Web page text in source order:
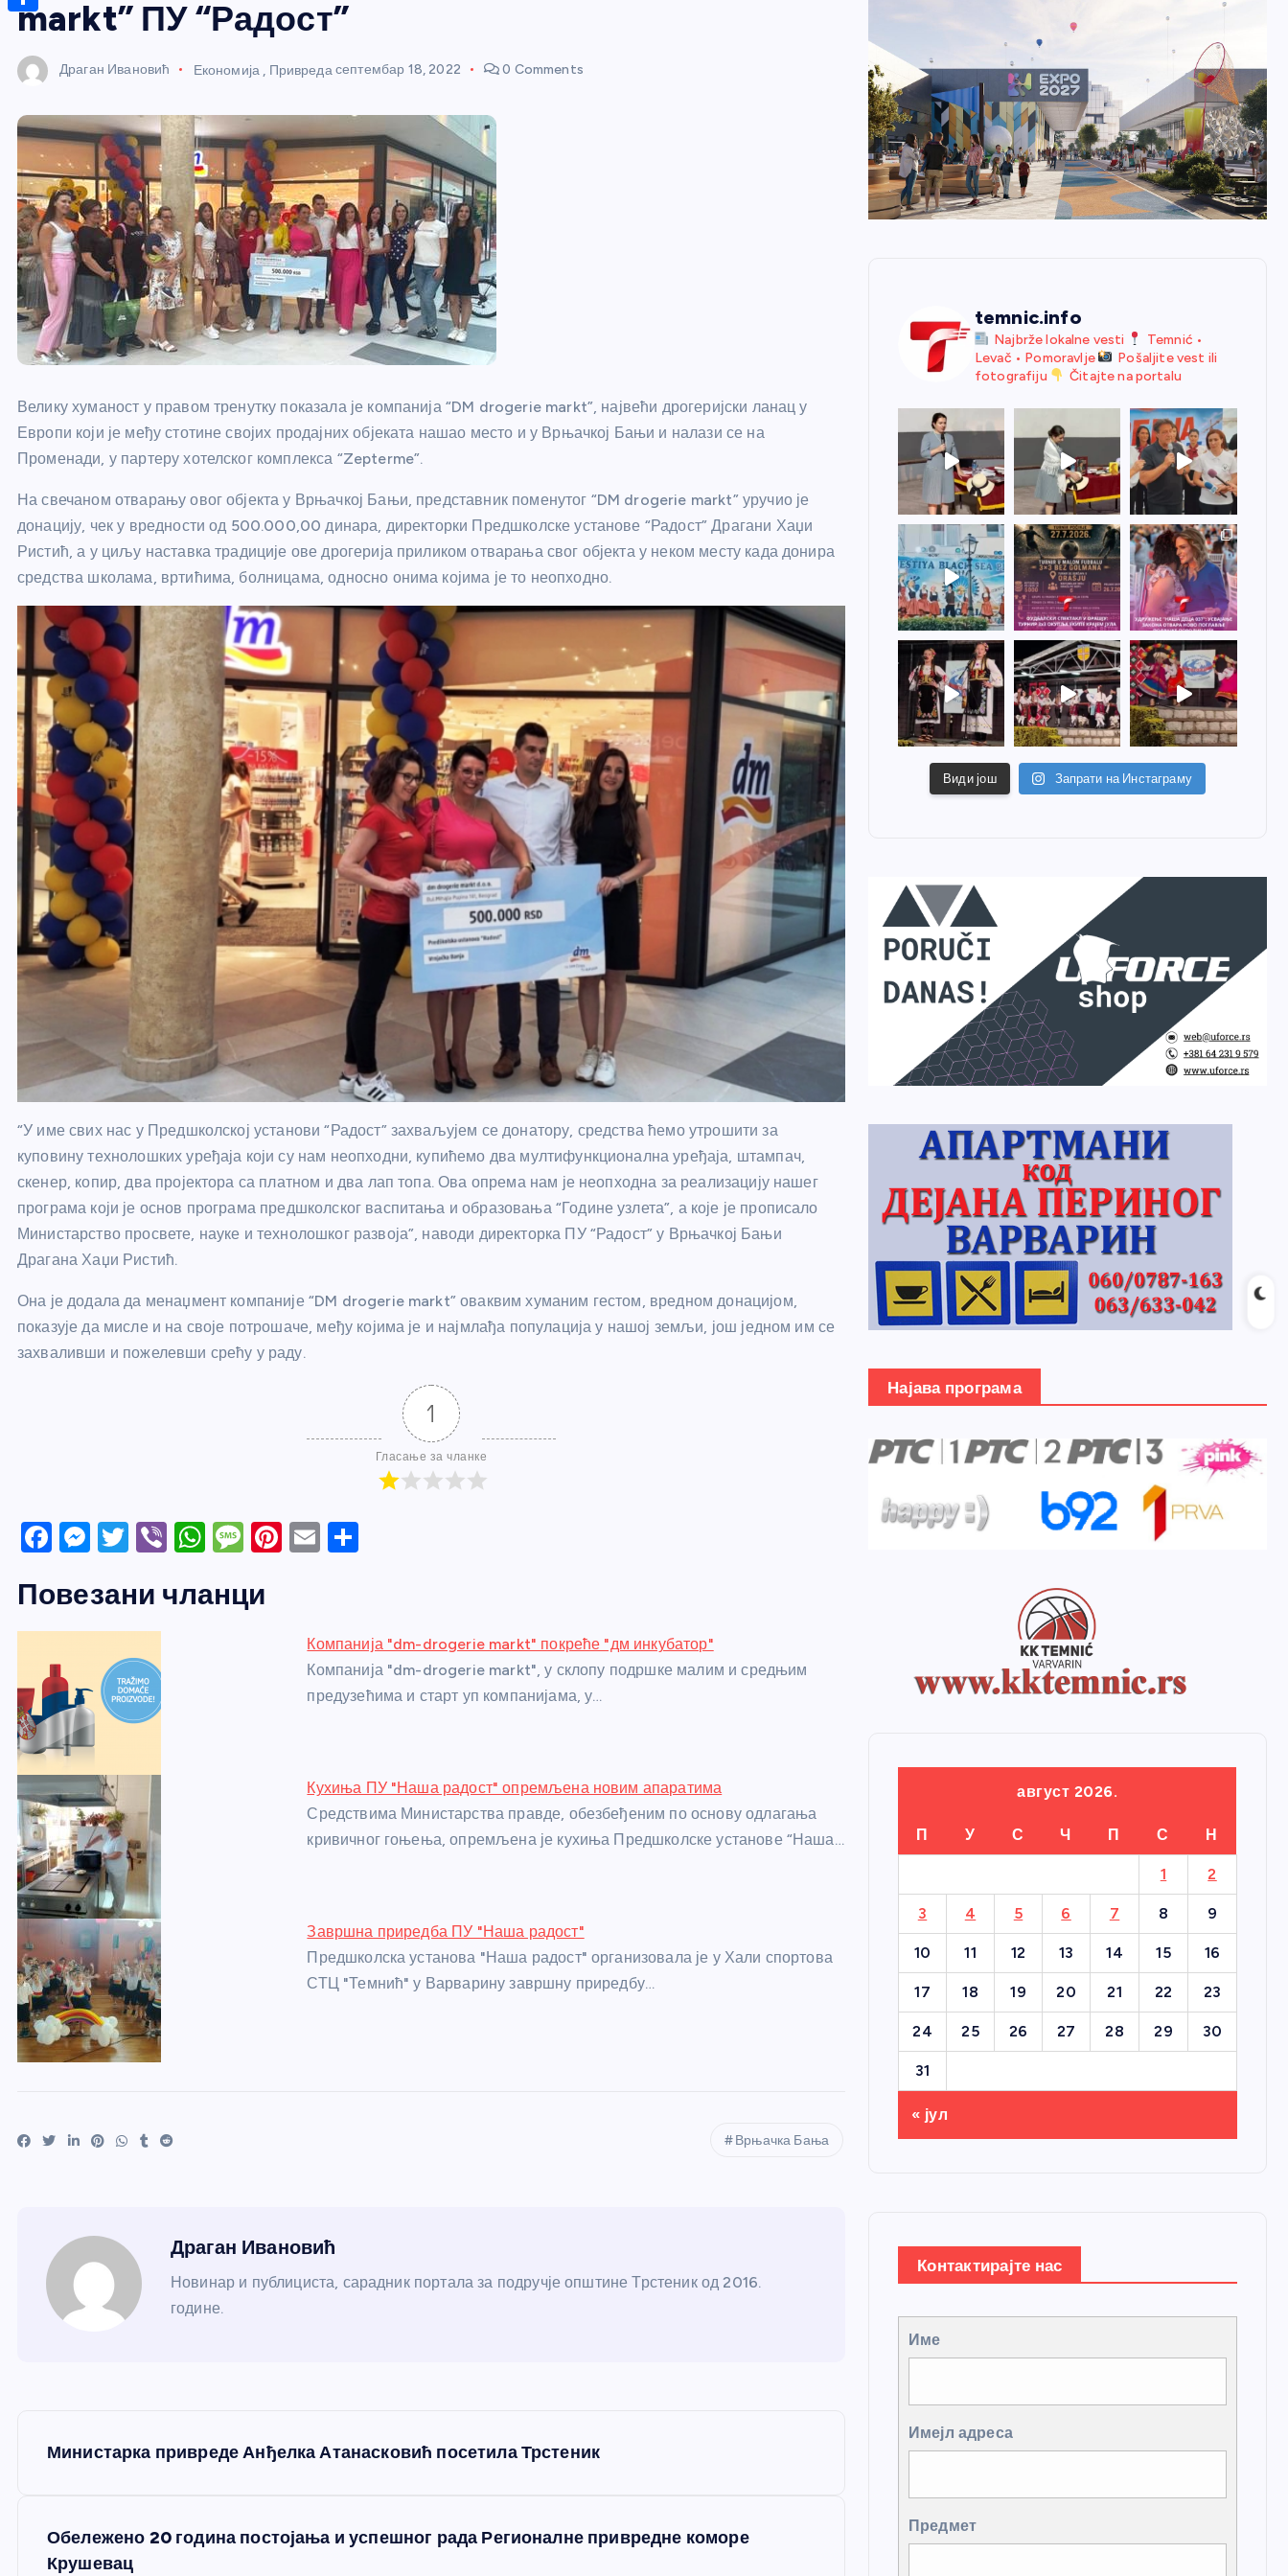
markt” ПУ “Радост”
Драган Ивановић Економија Привреда септембар 18, 2022 0 Comments
Велику хуманост у правом тренутку показала је компанија “DM drogerie markt”, највећи дрогеријски ланац у
Европи који је међу стотине својих продајних објеката нашао место и у Врњачкој Бањи и налази се на
Променади, у партеру хотелског комплекса “Zepterme”.
На свечаном отварању овог објекта у Врњачкој Бањи, представник поменутог “DM drogerie markt” уручио је
донацију, чек у вредности од 500.000,00 динара, директорки Предшколске установе “Радост” Драгани Хаџи
Ристић, а у циљу наставка традиције ове дрогерија приликом отварања свог објекта у неком месту када донира
средства школама, вртићима, болницама, односно онима којима је то неопходно.
“У име свих нас у Предшколској установи “Радост” захваљујем се донатору, средства ћемо утрошити за
куповину технолошких уређаја који су нам неопходни, купићемо два мултифункционална уређаја, штампач,
скенер, копир, два пројектора са платном и два лап топа. Ова опрема нам је неопходна за реализацију нашег
програма који је основ програма предшколског васпитања и образовања “Године узлета”, а које је прописало
Министарство просвете, науке и технолошког развоја”, наводи директорка ПУ “Радост” у Врњачкој Бањи
Драгана Хаџи Ристић.
Она је додала да менаџмент компаније “DM drogerie markt” оваквим хуманим гестом, вредном донацијом,
показује да мисле и на своје потрошаче, међу којима је и најмлађа популација у нашој земљи, још једном им се
захваливши и пожелевши срећу у раду.
1
Гласање за чланке
F
c
e
b
o
o
k
M
ss
e
n
g
er
T
itt
er
Vi
er
W
at
M
ss
Pi
st
E
e
Повезани чланци
Компанија "dm-drogerie markt" покреће "дм инкубатор"
Компанија "dm-drogerie markt", у склопу подршке малим и средњим
предузећима и старт уп компанијама, у…
Кухиња ПУ "Наша радост" опремљена новим апаратима
Средствима Министарства правде, обезбеђеним по основу одлагања
кривичног гоњења, опремљена је кухиња Предшколске установе “Наша…
Завршна приредба ПУ "Наша радост"
Предшколска установа "Наша радост" организовала је у Хали спортова
СТЦ "Темнић" у Варварину завршну приредбу…
Врњачка Бања
Драган Ивановић
Новинар и публициста, сарадник портала за подручје општине Трстеник од 2016.
године.
Министарка привреде Анђелка Атанасковић посетила Трстеник
Обележено 20 година постојања и успешног рада Регионалне привредне коморе
Крушевац
temnic.info
Najbrže lokalne vesti
Temnić •
Levač • Pomoravlje
Pošaljite vest ili
fotografiju
Čitajte na portalu
Види још Запрати на Инстаграму
Најава програма
август 2026.
П У С Ч П С Н
1 2
3 4 5 6 7 8 9
10 11 12 13 14 15 16
17 18 19 20 21 22 23
24 25 26 27 28 29 30
31
« јул
Контактирајте нас
Име
Имејл адреса
Предмет
g
nm